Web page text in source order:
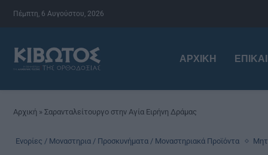
Πέμπτη, 6 Αυγούστου, 2026
ΑΡΧΙΚΉ
Αρχική » Σαρανταλείτουργο στην Αγία Ειρήνη Δράμας
Ενορίες / Μοναστηρια / Προσκυνήματα / Μοναστηριακά Προϊόντα